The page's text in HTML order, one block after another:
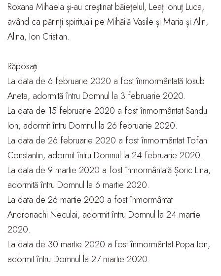
Roxana Mihaela și-au creștinat băiețelul, Leaț Ionuț Luca,
având ca părinți spirituali pe Mihăilă Vasile și Maria și Alin,
Alina, Ion Cristian.
Răposați
La data de 6 februarie 2020 a fost înmormântată Iosub
Aneta, adormită întru Domnul la 3 februarie 2020.
La data de 15 februarie 2020 a fost înmormântat Sandu
Ion, adormit întru Domnul la 26 februarie 2020.
La data de 26 februarie 2020 a fost înmormântat Tofan
Constantin, adormit întru Domnul la 24 februarie 2020.
La data de 9 martie 2020 a fost înmormântată Șoric Lina,
adormită întru Domnul la 6 martie 2020.
La data de 26 martie 2020 a fost înmormântat
Andronachi Neculai, adormit întru Domnul la 24 martie
2020.
La data de 30 martie 2020 a fost înmormântat Popa Ion,
adormit întru Domnul la 27 martie 2020.